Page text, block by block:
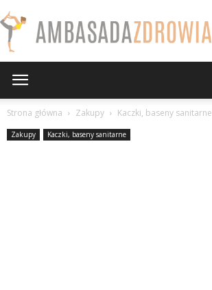
Strona główna Zakupy Kaczki, baseny sanitarne
Zakupy Kaczki, baseny sanitarne